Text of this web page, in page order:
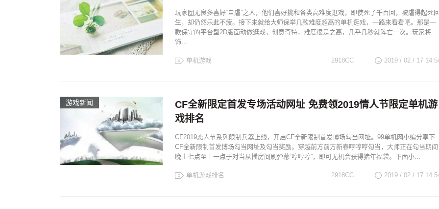
玩家圈无良多喜好“自虐”之人，他们喜好挑和各类高难度逛戏，即使死了千百回，被虐得起死回
生，却仍然乐此不疲。接下来就给大师保举几款难度超高的单机逛戏，一路来看看吧。那是一
款保守的平台型2D版面动做逛戏，创意奇特，难度很是之高，几乎几秒就阵亡一次。玩家将
饰...
单机游戏 2019 / 02 / 17
2918CC
游戏新闻
CF全新限定首发专场活动网址 免费领2019情人节限定单机游
戏排名
CF2019恋人节系列限制兵器上线，开启CF全新限制首发博场勾当网址。99单机网小编分享下
CF全新限制首发博场勾当网址及勾当奖励。穿越前方前方新春哼哼哼勾当，大师正在勾当期间
晚上七点至十一点于对当从播房间刷弹幕“哼哼哼”，即可无机会获得猪年福袋。下面小...
单机游戏排名 2019 / 02 / 17
2918CC